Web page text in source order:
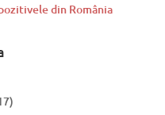
din România